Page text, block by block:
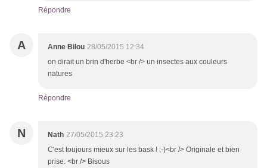
Répondre
A Anne Bilou 28/05/2015 12:34
on dirait un brin d'herbe <br /> un insectes aux couleurs
natures
Répondre
N Nath 27/05/2015 23:23
C'est toujours mieux sur les bask ! ;-)<br /> Originale et bien
prise. <br /> Bisous